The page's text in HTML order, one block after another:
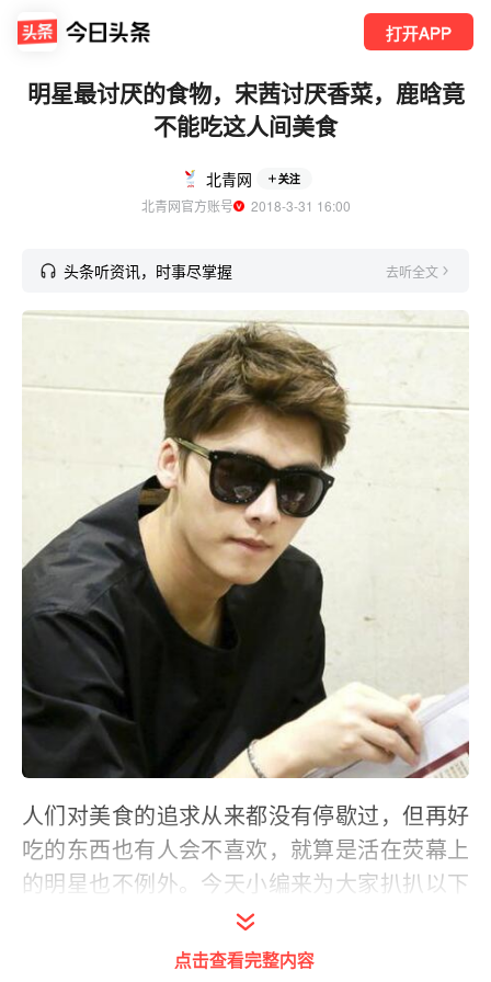
打开APP
明星最讨厌的食物，宋茜讨厌香菜，鹿晗竟
不能吃这人间美食
北青网 关注
北青网官方账号
  2018-3-31 16:00
头条听资讯，时事尽掌握 去听全文
人们对美食的追求从来都没有停歇过，但再好
吃的东西也有人会不喜欢，就算是活在荧幕上
的明星也不例外。今天小编来为大家扒扒以下
7位明星们讨厌吃的食物，快来看看你跟你爱
豆讨厌吃的食物是不是一样的吧。
点击查看完整内容